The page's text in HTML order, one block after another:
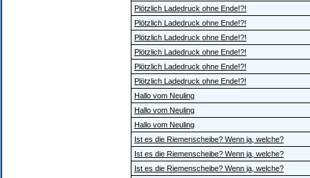
Plötzlich Ladedruck ohne Ende!?!
Plötzlich Ladedruck ohne Ende!?!
Plötzlich Ladedruck ohne Ende!?!
Plötzlich Ladedruck ohne Ende!?!
Plötzlich Ladedruck ohne Ende!?!
Plötzlich Ladedruck ohne Ende!?!
Hallo vom Neuling
Hallo vom Neuling
Hallo vom Neuling
Ist es die Riemenscheibe? Wenn ja, welche?
Ist es die Riemenscheibe? Wenn ja, welche?
Ist es die Riemenscheibe? Wenn ja, welche?